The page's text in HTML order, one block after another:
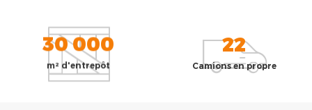
30 000
m² d'entrepôt
22
Camions en propre